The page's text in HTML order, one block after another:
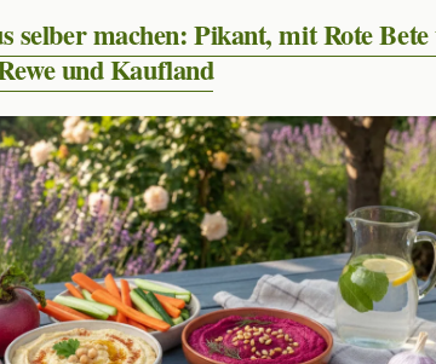
selber machen: Pikant, mit Rote
und Kaufland